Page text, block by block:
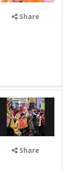
Share
Share